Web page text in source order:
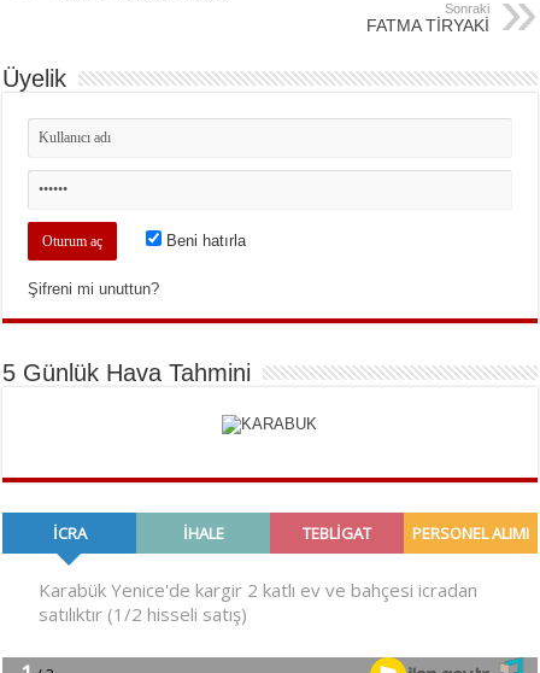
Sonraki
FATMA TİRYAKİ
Üyelik
Beni hatırla
Şifreni mi unuttun?
5 Günlük Hava Tahmini